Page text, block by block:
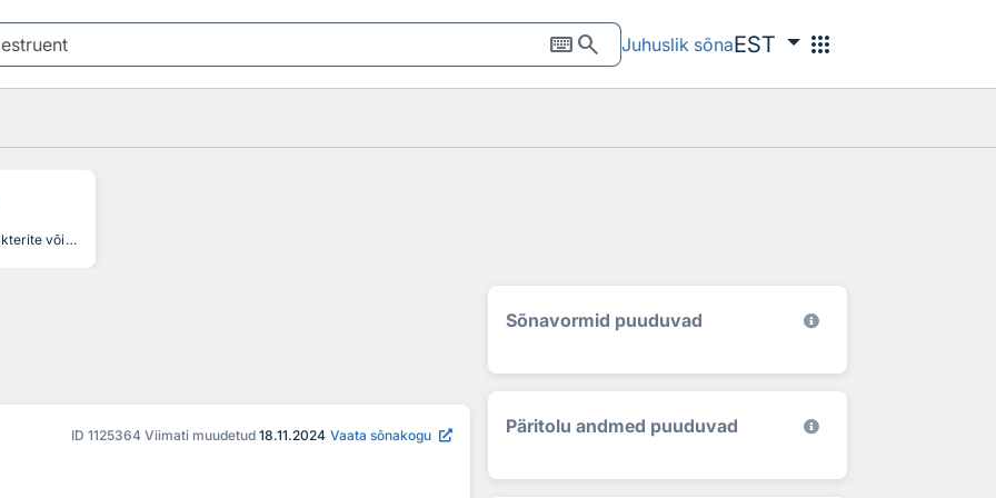
keyboardsearch Juhuslik sõnaEST apps
peamiselt bakterite või seente hulka kuuluv organism, kes lagundab surnud orgaanilist ainet ja vabastab seeläbi keskkonda toitaineid, organism at the base of a food chain which breaks down organic matter into simpler inorganic substances, organismo heterótrofo, normalmente un hongo o una bacteria, que descompone, para alimentarse, los cuerpos de las plantas o animales muertos, microorganismes fongiques et bactériens assurant la minéralisation des substances organiques, ein die organische Substanz abbauender und zu anorganischem Material reduzierenden Organismus
ID 1125364 Viimati muudetud 18.11.2024 Vaata sõnakogu
Sõnavormid puuduvad
Päritolu andmed puuduvad